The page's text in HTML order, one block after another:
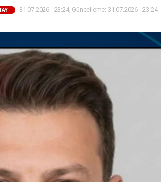
31.07.2026 - 23:24, Güncelleme: 31.07.2026 - 23:24